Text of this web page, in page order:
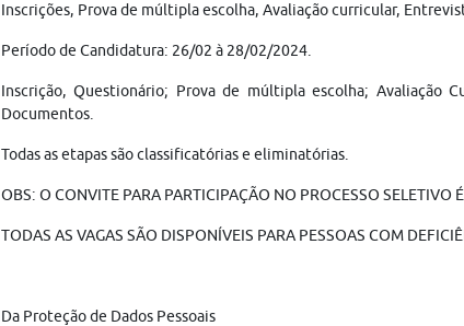
Inscrições, Prova de múltipla escolha, Avaliação curricular,
Período de Candidatura: 26/02 à 28/02/2024.
Inscrição, Questionário; Prova de múltipla escolha; Avaliação
Documentos.
Todas as etapas são classificatórias e eliminatórias.
OBS: O CONVITE PARA PARTICIPAÇÃO NO PROCESSO SELETIVO
TODAS AS VAGAS SÃO DISPONÍVEIS PARA PESSOAS COM
Da Proteção de Dados Pessoais